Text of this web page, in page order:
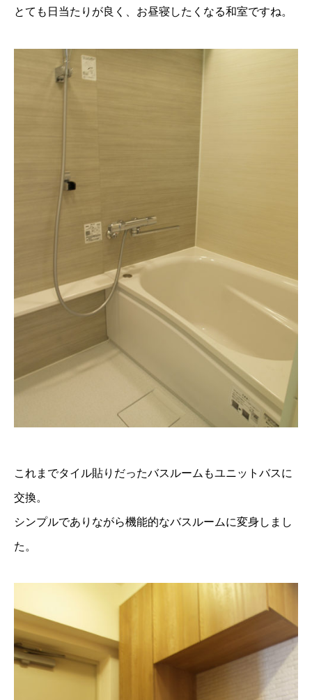
とても日当たりが良く、お昼寝したくなる和室ですね。
これまでタイル貼りだったバスルームもユニットバスに
交換。
シンプルでありながら機能的なバスルームに変身しまし
た。